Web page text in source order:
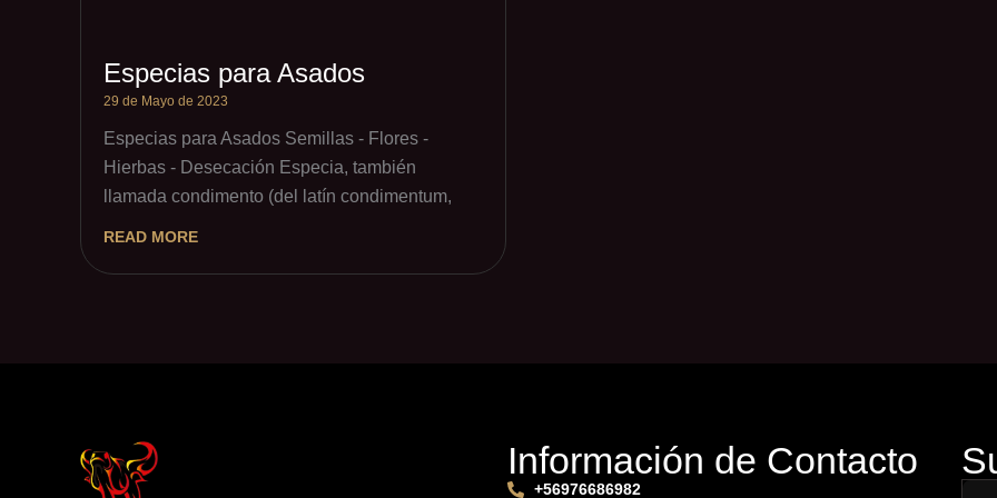
Especias para Asados
29 de Mayo de 2023
Especias para Asados Semillas - Flores -
Hierbas - Desecación Especia, también
llamada condimento (del latín condimentum,
READ MORE
Información de Contacto
+56976686982